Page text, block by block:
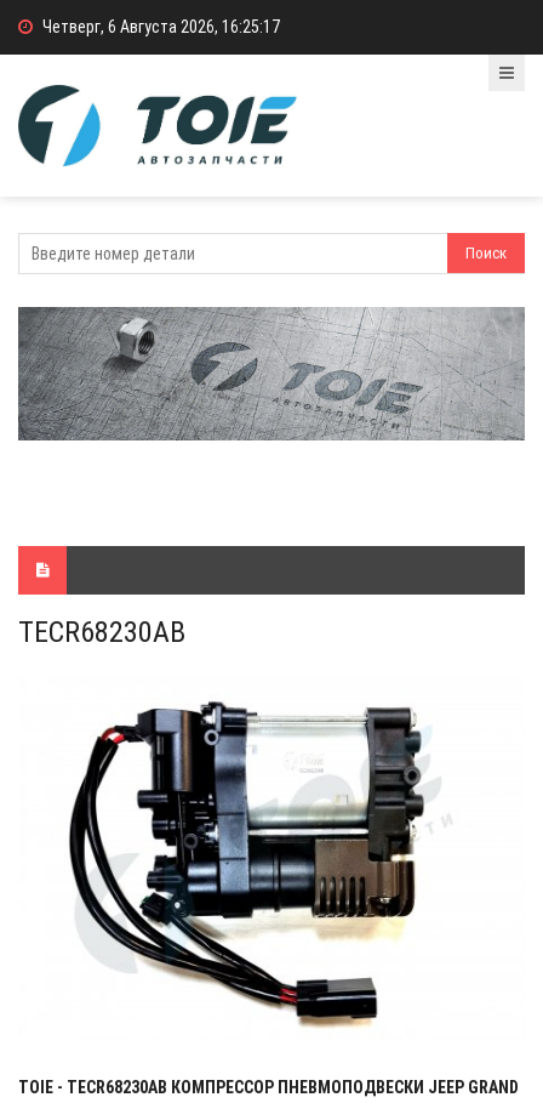
Четверг, 6 Августа 2026, 16:25:17
TECR68230AB
TOIE - TECR68230AB КОМПРЕССОР ПНЕВМОПОДВЕСКИ JEEP GRAND